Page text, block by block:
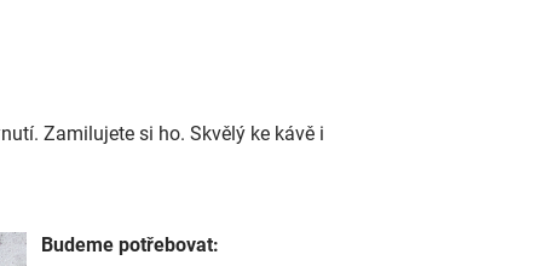
Zamilujete si ho. Skvělý ke kávě i
Budeme potřebovat: